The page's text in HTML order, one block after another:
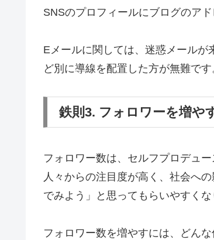
SNSのプロフィールにブログのア
Eメールに関しては、迷惑メール
ど別に導線を配置した方が無難です
鉄則3. フォロワーを増や
フォロワー数は、セルフプロデュ
人々からの注目度が高く、社会へ
でみよう」と思ってもらいやすくな
フォロワー数を増やすには、どん